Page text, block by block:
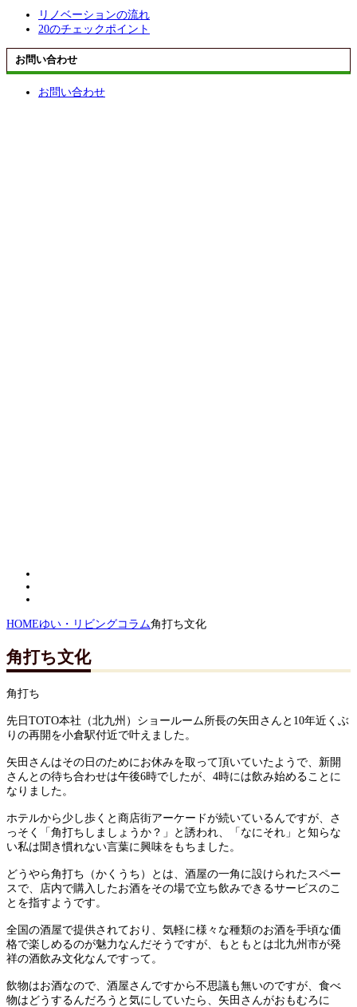
リノベーションの流れ
20のチェックポイント
お問い合わせ
お問い合わせ
HOMEゆい・リビングコラム角打ち文化
角打ち文化
角打ち
先日TOTO本社（北九州）ショールーム所長の矢田さんと10年近くぶ
りの再開を小倉駅付近で叶えました。
矢田さんはその日のためにお休みを取って頂いていたようで、新開
さんとの待ち合わせは午後6時でしたが、4時には飲み始めることに
なりました。
ホテルから少し歩くと商店街アーケードが続いているんですが、さ
っそく「角打ちしましょうか？」と誘われ、「なにそれ」と知らな
い私は聞き慣れない言葉に興味をもちました。
どうやら角打ち（かくうち）とは、酒屋の一角に設けられたスペー
スで、店内で購入したお酒をその場で立ち飲みできるサービスのこ
とを指すようです。
全国の酒屋で提供されており、気軽に様々な種類のお酒を手頃な価
格で楽しめるのが魅力なんだそうですが、もともとは北九州市が発
祥の酒飲み文化なんですって。
飲物はお酒なので、酒屋さんですから不思議も無いのですが、食べ
物はどうするんだろうと気にしていたら、矢田さんがおもむろに